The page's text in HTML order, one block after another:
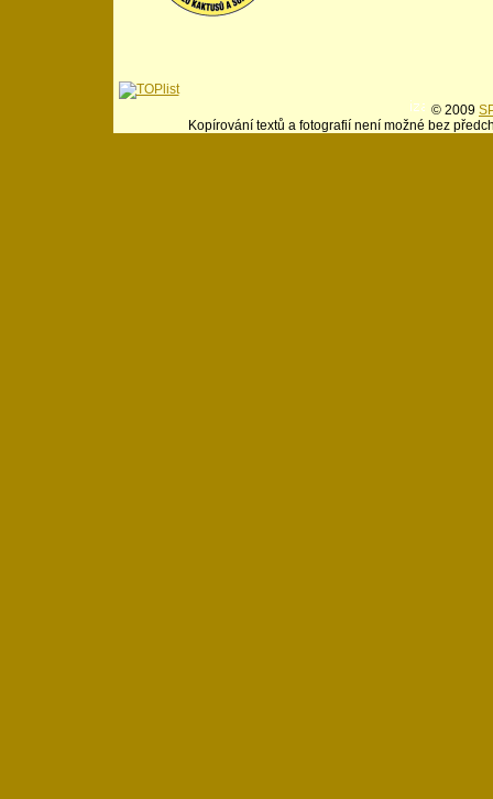
© 2009
Kopírování textů a fotografií není možné bez